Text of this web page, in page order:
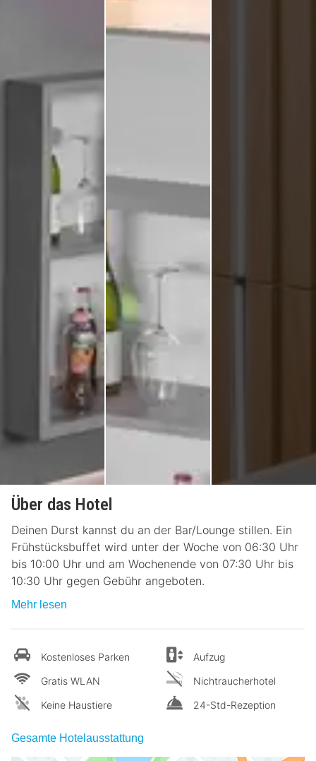
Über das Hotel
Deinen Durst kannst du an der Bar/Lounge stillen. Ein
Frühstücksbuffet wird unter der Woche von 06:30 Uhr
bis 10:00 Uhr und am Wochenende von 07:30 Uhr bis
10:30 Uhr gegen Gebühr angeboten.
Mehr lesen
Kostenloses Parken
Gratis WLAN
Keine Haustiere
Aufzug
Nichtraucherhotel
24-Std-Rezeption
Gesamte Hotelausstattung